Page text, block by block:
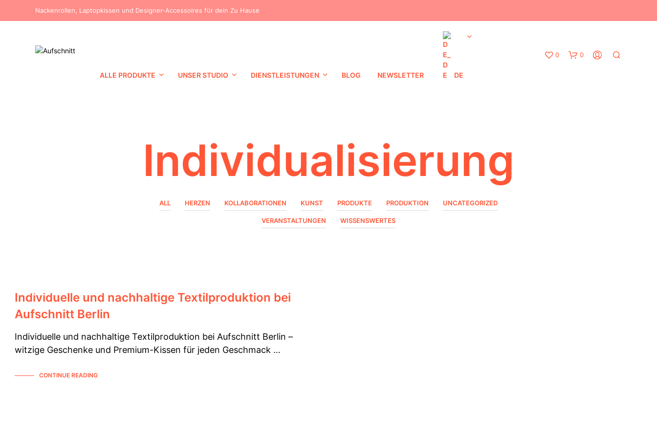
Nackenrollen, Laptopkissen und Designer-Accessoires für dein Zu Hause
ALLE PRODUKTE UNSER STUDIO DIENSTLEISTUNGEN BLOG NEWSLETTER DE
0 0
Individualisierung
ALL HERZEN KOLLABORATIONEN KUNST PRODUKTE PRODUKTION UNCATEGORIZED
VERANSTALTUNGEN WISSENSWERTES
PRODUKTION
Individuelle und nachhaltige Textilproduktion bei
Aufschnitt Berlin
Individuelle und nachhaltige Textilproduktion bei Aufschnitt Berlin –
witzige Geschenke und Premium-Kissen für jeden Geschmack …
CONTINUE READING